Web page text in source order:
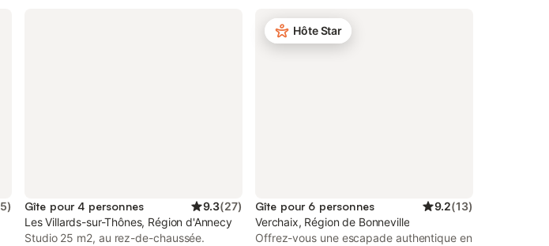
5)
Gîte pour 4 personnes 9.3(27)
Les Villards-sur-Thônes, Région d'Annecy
Studio 25 m2, au rez-de-chaussée.
Hôte Star
Gîte pour 6 personnes 9.2(13)
Verchaix, Région de Bonneville
Offrez-vous une escapade authentique en